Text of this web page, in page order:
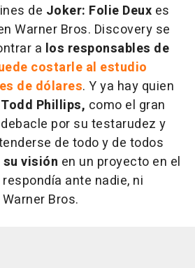
de Joker: Folie Deux es
Warner Bros. Discovery se
a los responsables de
costarle al estudio
de dólares. Y ya hay quien
Todd Phillips, como el gran
por su testarudez y
de todo y de todos
visión en un proyecto en el
ante nadie, ni
Bros.